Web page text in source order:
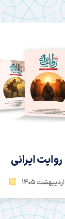
امید آینده
بهمن 1404